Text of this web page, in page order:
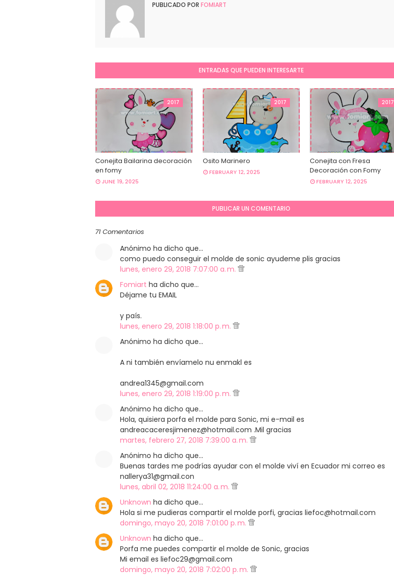
PUBLICADO POR FOMIART
ENTRADAS QUE PUEDEN INTERESARTE
2017
Conejita Bailarina decoración
en fomy
JUNE 19, 2025
2017
Osito Marinero
FEBRUARY 12, 2025
2017
Conejita con Fresa
Decoración con Fomy
FEBRUARY 12, 2025
PUBLICAR UN COMENTARIO
71 Comentarios
Anónimo ha dicho que…
como puedo conseguir el molde de sonic ayudeme plis gracias
lunes, enero 29, 2018 7:07:00 a. m.
Fomiart ha dicho que…
Déjame tu EMAIL
y país.
lunes, enero 29, 2018 1:18:00 p. m.
Anónimo ha dicho que…
A ni también envíamelo nu enmakl es
andrea1345@gmail.com
lunes, enero 29, 2018 1:19:00 p. m.
Anónimo ha dicho que…
Hola, quisiera porfa el molde para Sonic, mi e-mail es
andreacaceresjimenez@hotmail.com .Mil gracias
martes, febrero 27, 2018 7:39:00 a. m.
Anónimo ha dicho que…
Buenas tardes me podrías ayudar con el molde viví en Ecuador mi correo es
nallerya31@gmail.con
lunes, abril 02, 2018 11:24:00 a. m.
Unknown ha dicho que…
Hola si me pudieras compartir el molde porfi, gracias liefoc@hotmail.com
domingo, mayo 20, 2018 7:01:00 p. m.
Unknown ha dicho que…
Porfa me puedes compartir el molde de Sonic, gracias
Mi email es liefoc29@gmail.com
domingo, mayo 20, 2018 7:02:00 p. m.